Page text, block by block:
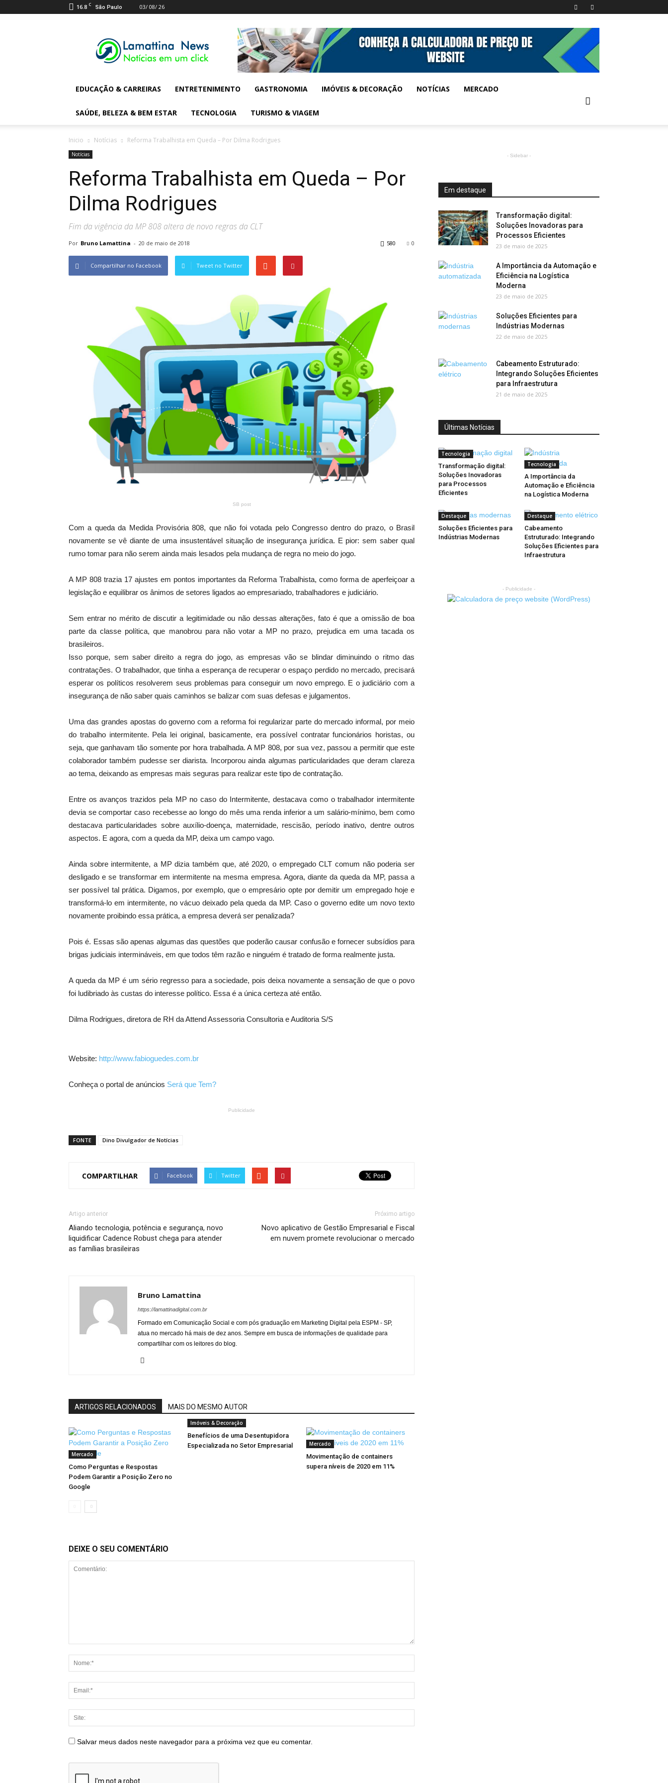
16.8 C São Paulo 03/ 08/ 26
Digital
News
EDUCAÇÃO & CARREIRAS ENTRETENIMENTO GASTRONOMIA IMÓVEIS & DECORAÇÃO NOTÍCIAS MERCADO
SAÚDE, BELEZA & BEM ESTAR TECNOLOGIA TURISMO & VIAGEM
Inicio Notícias Reforma Trabalhista em Queda – Por Dilma Rodrigues
Notícias
Reforma Trabalhista em Queda – Por
Dilma Rodrigues
Fim da vigência da MP 808 altera de novo regras da CLT
Por Bruno Lamattina - 20 de maio de 2018 0
580
Compartilhar no Facebook Tweet no Twitter
SB post
Com a queda da Medida Provisória 808, que não foi votada pelo Congresso dentro do prazo, o Brasil
novamente se vê diante de uma insustentável situação de insegurança jurídica. E pior: sem saber qual
rumo tomar para não serem ainda mais lesados pela mudança de regra no meio do jogo.
A MP 808 trazia 17 ajustes em pontos importantes da Reforma Trabalhista, como forma de aperfeiçoar a
legislação e equilibrar os ânimos de setores ligados ao empresariado, trabalhadores e judiciário.
Sem entrar no mérito de discutir a legitimidade ou não dessas alterações, fato é que a omissão de boa
parte da classe política, que manobrou para não votar a MP no prazo, prejudica em uma tacada os
brasileiros.
Isso porque, sem saber direito a regra do jogo, as empresas vão se blindar diminuindo o ritmo das
contratações. O trabalhador, que tinha a esperança de recuperar o espaço perdido no mercado, precisará
esperar os políticos resolverem seus problemas para conseguir um novo emprego. E o judiciário com a
insegurança de não saber quais caminhos se balizar com suas defesas e julgamentos.
Uma das grandes apostas do governo com a reforma foi regularizar parte do mercado informal, por meio
do trabalho intermitente. Pela lei original, basicamente, era possível contratar funcionários horistas, ou
seja, que ganhavam tão somente por hora trabalhada. A MP 808, por sua vez, passou a permitir que este
colaborador também pudesse ser diarista. Incorporou ainda algumas particularidades que deram clareza
ao tema, deixando as empresas mais seguras para realizar este tipo de contratação.
Entre os avanços trazidos pela MP no caso do Intermitente, destacava como o trabalhador intermitente
devia se comportar caso recebesse ao longo do mês uma renda inferior a um salário-mínimo, bem como
destacava particularidades sobre auxílio-doença, maternidade, rescisão, período inativo, dentre outros
aspectos. E agora, com a queda da MP, deixa um campo vago.
Ainda sobre intermitente, a MP dizia também que, até 2020, o empregado CLT comum não poderia ser
desligado e se transformar em intermitente na mesma empresa. Agora, diante da queda da MP, passa a
ser possível tal prática. Digamos, por exemplo, que o empresário opte por demitir um empregado hoje e
transformá-lo em intermitente, no vácuo deixado pela queda da MP. Caso o governo edite um novo texto
novamente proibindo essa prática, a empresa deverá ser penalizada?
Pois é. Essas são apenas algumas das questões que poderão causar confusão e fornecer subsídios para
brigas judiciais intermináveis, em que todos têm razão e ninguém é tratado de forma realmente justa.
A queda da MP é um sério regresso para a sociedade, pois deixa novamente a sensação de que o povo
foi ludibriado às custas do interesse político. Essa é a única certeza até então.
Dilma Rodrigues, diretora de RH da Attend Assessoria Consultoria e Auditoria S/S
Website: http://www.fabioguedes.com.br
Conheça o portal de anúncios Será que Tem?
Publicidade
FONTE Dino Divulgador de Notícias
COMPARTILHAR Facebook Twitter
Artigo anterior
Aliando tecnologia, potência e segurança, novo
liquidificar Cadence Robust chega para atender
as famílias brasileiras
Próximo artigo
Novo aplicativo de Gestão Empresarial e Fiscal
em nuvem promete revolucionar o mercado
Bruno Lamattina
https://lamattinadigital.com.br
Formado em Comunicação Social e com pós graduação em Marketing Digital pela ESPM - SP,
atua no mercado há mais de dez anos. Sempre em busca de informações de qualidade para
compartilhar com os leitores do blog.
ARTIGOS RELACIONADOS MAIS DO MESMO AUTOR
Mercado
Como Perguntas e Respostas
Podem Garantir a Posição Zero no
Google
Imóveis & Decoração
Benefícios de uma Desentupidora
Especializada no Setor Empresarial
Mercado
Movimentação de containers
supera níveis de 2020 em 11%
DEIXE O SEU COMENTÁRIO
Salvar meus dados neste navegador para a próxima vez que eu comentar.
- Sidebar -
Em destaque
Transformação digital:
Soluções Inovadoras para
Processos Eficientes
23 de maio de 2025
A Importância da Automação e
Eficiência na Logística
Moderna
23 de maio de 2025
Soluções Eficientes para
Indústrias Modernas
22 de maio de 2025
Cabeamento Estruturado:
Integrando Soluções Eficientes
para Infraestrutura
21 de maio de 2025
Últimas Notícias
Tecnologia
Transformação digital:
Soluções Inovadoras
para Processos
Eficientes
Tecnologia
A Importância da
Automação e Eficiência
na Logística Moderna
Destaque
Soluções Eficientes para
Indústrias Modernas
Destaque
Cabeamento
Estruturado: Integrando
Soluções Eficientes para
Infraestrutura
- Publicidade -